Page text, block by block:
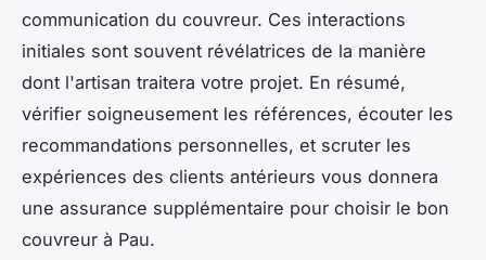
communication du couvreur. Ces interactions
initiales sont souvent révélatrices de la manière
dont l'artisan traitera votre projet. En résumé,
vérifier soigneusement les références, écouter les
recommandations personnelles, et scruter les
expériences des clients antérieurs vous donnera
une assurance supplémentaire pour choisir le bon
couvreur à Pau.